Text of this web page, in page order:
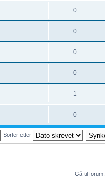
0
0
0
0
1
0
Sorter etter
Gå til forum: